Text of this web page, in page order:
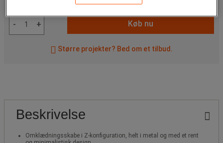
Vælg variant
-
+ Køb nu
Større projekter? Bed om et tilbud.
Beskrivelse
Omklædningsskabe i Z-konfiguration, helt i metal og med et rent